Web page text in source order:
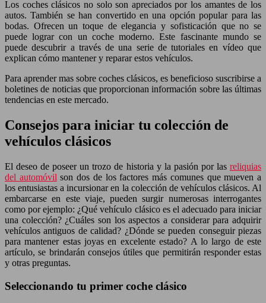
Los coches clásicos no solo son apreciados por los amantes de los
autos. También se han convertido en una opción popular para las
bodas. Ofrecen un toque de elegancia y sofisticación que no se
puede lograr con un coche moderno. Este fascinante mundo se
puede descubrir a través de una serie de tutoriales en vídeo que
explican cómo mantener y reparar estos vehículos.
Para aprender mas sobre coches clásicos, es beneficioso suscribirse a
boletines de noticias que proporcionan información sobre las últimas
tendencias en este mercado.
Consejos para iniciar tu colección de
vehículos clásicos
El deseo de poseer un trozo de historia y la pasión por las reliquias
del automóvil son dos de los factores más comunes que mueven a
los entusiastas a incursionar en la colección de vehículos clásicos. Al
embarcarse en este viaje, pueden surgir numerosas interrogantes
como por ejemplo: ¿Qué vehículo clásico es el adecuado para iniciar
una colección? ¿Cuáles son los aspectos a considerar para adquirir
vehículos antiguos de calidad? ¿Dónde se pueden conseguir piezas
para mantener estas joyas en excelente estado? A lo largo de este
artículo, se brindarán consejos útiles que permitirán responder estas
y otras preguntas.
Seleccionando tu primer coche clásico